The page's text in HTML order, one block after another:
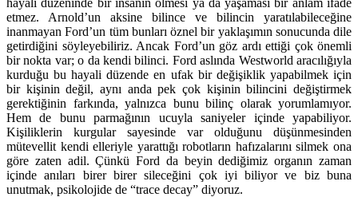
hayali düzeninde bir insanın ölmesi ya da yaşaması bir anlam ifade
etmez. Arnold’un aksine bilince ve bilincin yaratılabileceğine
inanmayan Ford’un tüm bunları öznel bir yaklaşımın sonucunda dile
getirdiğini söyleyebiliriz. Ancak Ford’un göz ardı ettiği çok önemli
bir nokta var; o da kendi bilinci. Ford aslında Westworld aracılığıyla
kurduğu bu hayali düzende en ufak bir değişiklik yapabilmek için
bir kişinin değil, aynı anda pek çok kişinin bilincini değiştirmek
gerektiğinin farkında, yalnızca bunu bilinç olarak yorumlamıyor.
Hem de bunu parmağının ucuyla saniyeler içinde yapabiliyor.
Kişiliklerin kurgular sayesinde var olduğunu düşünmesinden
mütevellit kendi elleriyle yarattığı robotların hafızalarını silmek ona
göre zaten adil. Çünkü Ford da beyin dediğimiz organın zaman
içinde anıları birer birer sileceğini çok iyi biliyor ve biz buna
unutmak, psikolojide de “trace decay” diyoruz.